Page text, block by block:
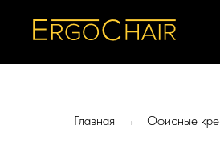
Главная → Офисные